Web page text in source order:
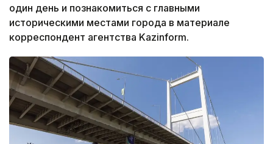
один день и познакомиться с главными
историческими местами города в материале
корреспондент агентства Kazinform.